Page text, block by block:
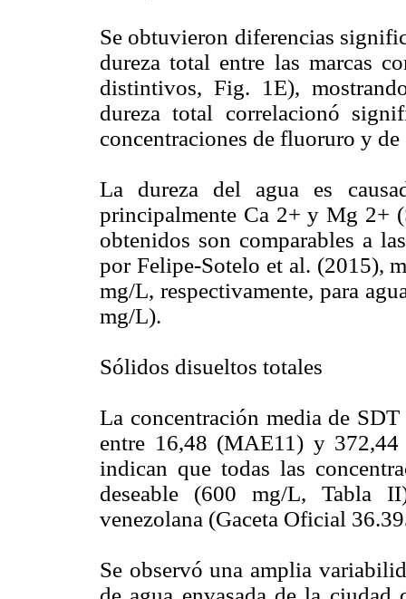
Se obtuvieron diferencias
dureza total entre las marcas
distintivos, Fig. 1E),
dureza total correlacionó
concentraciones de fluoruro y de
La dureza del agua es
principalmente Ca 2+ y Mg 2+
obtenidos son comparables a
por Felipe-Sotelo et al. (2015),
mg/L, respectivamente, para
mg/L).
Sólidos disueltos totales
La concentración media de
entre 16,48 (MAE11) y
indican que todas las
deseable (600 mg/L, Tabla
venezolana (Gaceta Oficial
Se observó una amplia